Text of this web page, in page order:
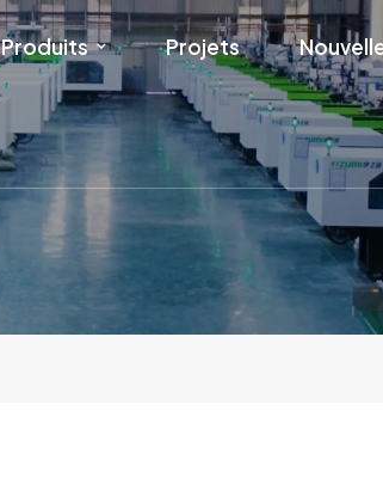
Produits Projets